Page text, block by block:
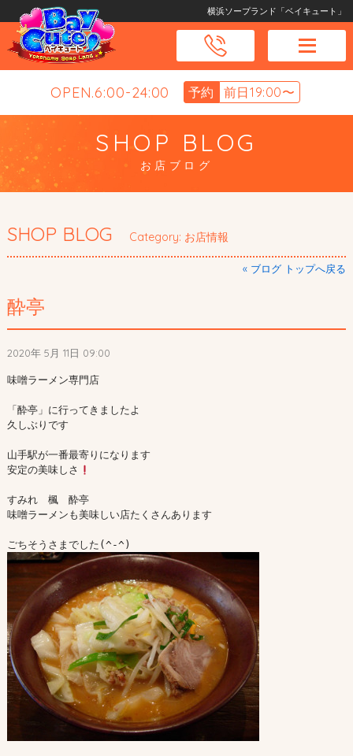
横浜ソープランド「ベイキュート」
OPEN.6:00-24:00 予約 前日19:00〜
SHOP BLOG
お店ブログ
SHOP BLOG Category: お店情報
« ブログ トップへ戻る
酔亭
2020年 5月 11日 09:00
味噌ラーメン専門店
「酔亭」に行ってきましたよ
久しぶりです
山手駅が一番最寄りになります
安定の美味しさ
すみれ　楓　酔亭
味噌ラーメンも美味しい店たくさんあります